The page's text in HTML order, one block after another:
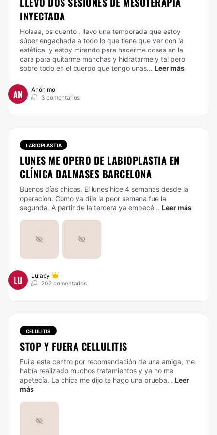
INYECTADA
Holaaa, os cuento , llevo una temporada que estoy
súper engachada a todo lo que tiene que ver con la
estética, y estoy mirando para hacerme cosas en la
cara para quitarme manchas y hidratarme y tal pero
sobre todo en el cuerpo que tengo unas... Leer más
AN
Anónimo
3 comentarios
LABIOPLASTIA
LUNES ME OPERO DE LABIOPLASTIA EN
CLÍNICA DALMASES BARCELONA
Buenos días chicas. El lunes hice 4 semanas desde la
operación. Como ya dije la peor semana fue la
segunda. A partir de la tercera ya empecé... Leer más
LU
Lulaby
202 comentarios
CELULITIS
STOP Y FUERA CELLULITIS
Fui a este centro por recomendación de una amiga, me
había realizado muchos tratamientos y ya no me
apetecía. La chica me dijo te hago una prueba... Leer
más